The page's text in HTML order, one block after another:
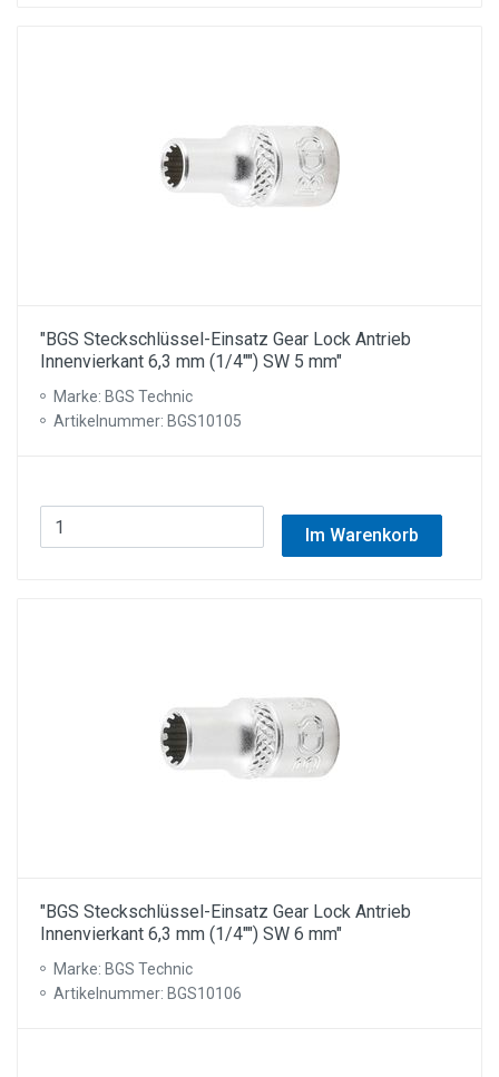
"BGS Steckschlüssel-Einsatz Gear Lock Antrieb
Innenvierkant 6,3 mm (1/4"") SW 5 mm"
Marke: BGS Technic
Artikelnummer: BGS10105
Im Warenkorb
"BGS Steckschlüssel-Einsatz Gear Lock Antrieb
Innenvierkant 6,3 mm (1/4"") SW 6 mm"
Marke: BGS Technic
Artikelnummer: BGS10106